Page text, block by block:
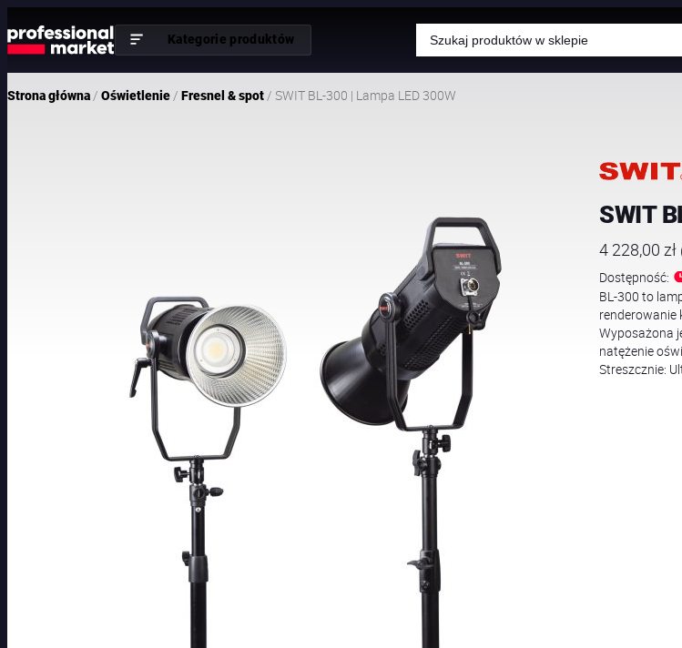
Kategorie produktów
Wyszukiwarka
produktów
Strona główna/ Oświetlenie/ Fresnel & spot/ SWIT BL-300 | Lampa LED 300W
SWIT
4 228,00 zł
Dostępność:
BL-300 to
renderowanie
Wyposażona
natężenie
Streszcznie: